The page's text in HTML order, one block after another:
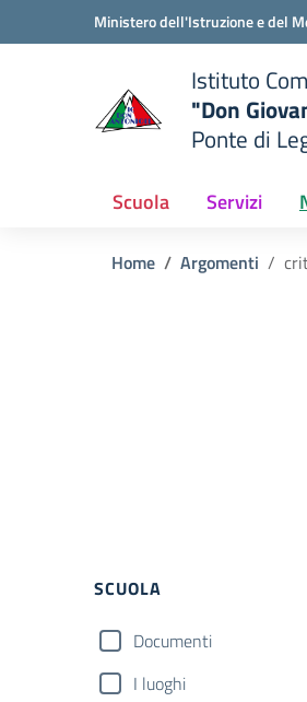
Vai ai contenuti
Vai al menu di navigazioneMinistero dell'Istruzione e del
scuola
Istituto
"Don
Ponte di
Scuola Servizi
Home Argomenti
Filtri
SCUOLA
Documenti
I luoghi